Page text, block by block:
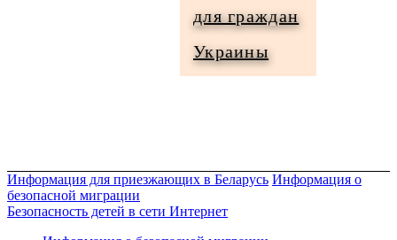
для граждан
Украины
Информация для приезжающих в Беларусь Информация о
безопасной миграции
Безопасность детей в сети Интернет